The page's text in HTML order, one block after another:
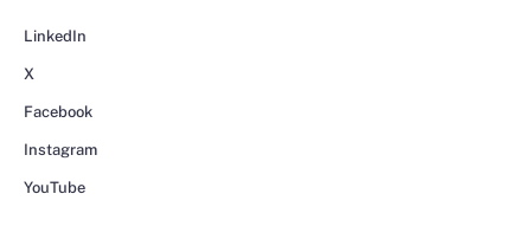
LinkedIn
X
Facebook
Instagram
YouTube